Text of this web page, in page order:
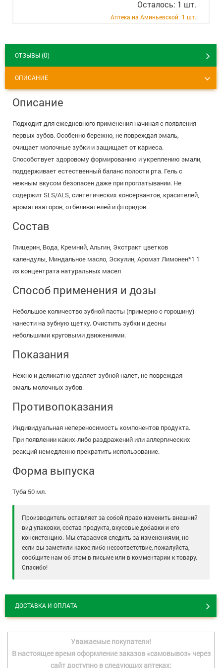
Вакансии
Осталось: 1 шт.
Аптека на Аминьевской: 1 шт.
ОТЗЫВЫ (0)
ОПИСАНИЕ
Описание
Подходит для ежедневного применения начиная с появления
первых зубов. Особенно бережно, не повреждая эмаль,
очищает молочные зубки и защищает от кариеса.
Способствует здоровому формированию и укреплению эмали,
поддерживает естественный баланс полости рта. Гель с
нежным вкусом безопасен даже при проглатывании. Не
содержит SLS/ALS, синтетических консервантов, красителей,
ароматизаторов, отбеливателей и фторидов.
Состав
Глицерин, Вода, Кремний, Альгин, Экстракт цветков
календулы, Миндальное масло, Эскулин, Аромат Лимонен*1 1
из концентрата натуральных масел
Способ применения и дозы
Небольшое количество зубной пасты (примерно с горошину)
нанести на зубную щетку. Очистить зубки и десны
небольшими круговыми движениями.
Показания
Нежно и деликатно удаляет зубной налет, не повреждая
эмаль молочных зубов.
Противопоказания
Индивидуальная непереносимость компонентов продукта.
При появлении каких-либо раздражений или аллергических
реакций немедленно прекратить использование.
Форма выпуска
Туба 50 мл.
Производитель оставляет за собой право изменить внешний
вид упаковки, состав продукта, вкусовые добавки и его
консистенцию. Мы стараемся следить за изменениями, но
если вы заметили какое-либо несоответствие, пожалуйста,
сообщите нам об этом в письме или в комментарии к товару.
Спасибо!
ДОСТАВКА И ОПЛАТА
Уважаемые покупатели!
В настоящее время оформление заказов «самовывоз» через
сайт доступно в следующих аптеках: